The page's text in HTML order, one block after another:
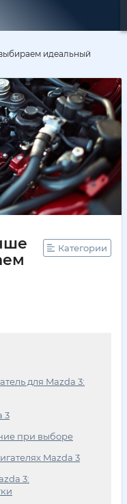
идеальный
Категории
для Mazda 3:
3
при выборе
Mazda 3
3: